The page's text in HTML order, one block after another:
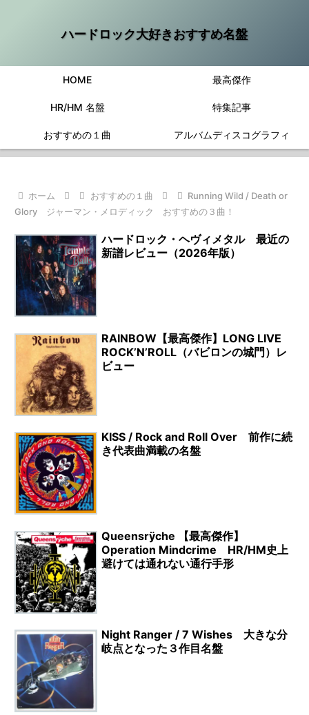
ハードロック大好きおすすめ名盤
HOME 最高傑作
HR/HM 名盤 特集記事
おすすめの１曲 アルバムディスコグラフィ
ホーム おすすめの１曲
Running Wild / Death or
Glory ジャーマン・メロディック おすすめの３曲！
ハードロック・ヘヴィメタル 最近の
新譜レビュー（2026年版）
RAINBOW【最高傑作】LONG LIVE
ROCK’N’ROLL（バビロンの城門）レ
ビュー
KISS / Rock and Roll Over 前作に続
き代表曲満載の名盤
Queensrÿche 【最高傑作】
Operation Mindcrime HR/HM史上
避けては通れない通行手形
Night Ranger / 7 Wishes 大きな分
岐点となった３作目名盤